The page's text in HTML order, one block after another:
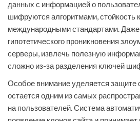
данных с информацией о
шифруются алгоритмами, стойкость
международными стандартами. Даже
гипотетического проникновения
серверы, извлечь полезную
сложно из-за разделения ключей
Особое внимание уделяется защите
остается одним из самых
на пользователей. Система